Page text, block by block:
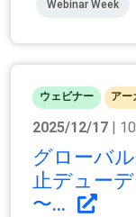
Webinar Week
ウェビナー アー
2025/12/17 |
グローバ
止デュー
〜...